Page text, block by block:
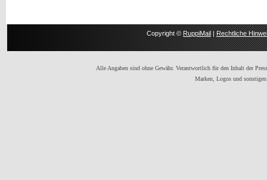
Copyright ©RuppiMail|Rechtliche
Alle Angaben sind ohne Gewähr. Verantwortlich für den Inhalt der
Marken, Logos und